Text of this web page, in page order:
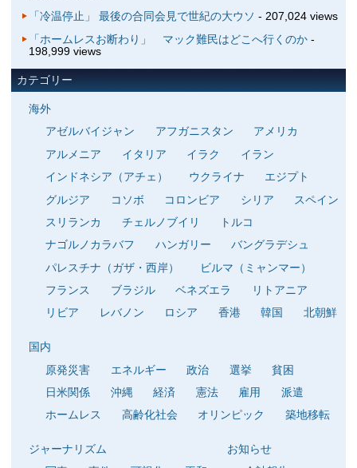
「冷温停止」 最後の合同会見で世紀の大ウソ - 207,024 views
「ホームレスお断わり」 マック難民はどこへ行くのか-
198,999 views
カテゴリー
海外
アゼルバイジャン
アフガニスタン
アメリカ
アルメニア
イタリア イラク
イラン
インドネシア（アチェ）
ウクライナ
エジプト
グルジア
コソボ コロンビア シリア
スペイン
スリランカ
チェルノブイリ
トルコ
ナゴルノカラバフ
ハンガリー
バングラデシュ
パレスチナ（ガザ・西岸）
ビルマ（ミャンマー）
フランス
ブラジル ベネズエラ
リトアニア
リビア
レバノン ロシア 香港 韓国 北朝鮮
国内
原発災害
エネルギー 政治 選挙
貧困
日米関係
沖縄 経済 憲法 雇用
派遣
ホームレス
高齢化社会 オリンピック 築地移転
ジャーナリズム
お知らせ